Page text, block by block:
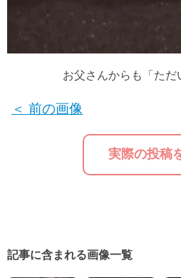
お父さんからも「ただ
＜ 前の画像
実際の投稿
記事に含まれる画像一覧